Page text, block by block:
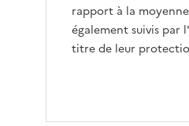
rapport à la
également suivis par
titre de leur